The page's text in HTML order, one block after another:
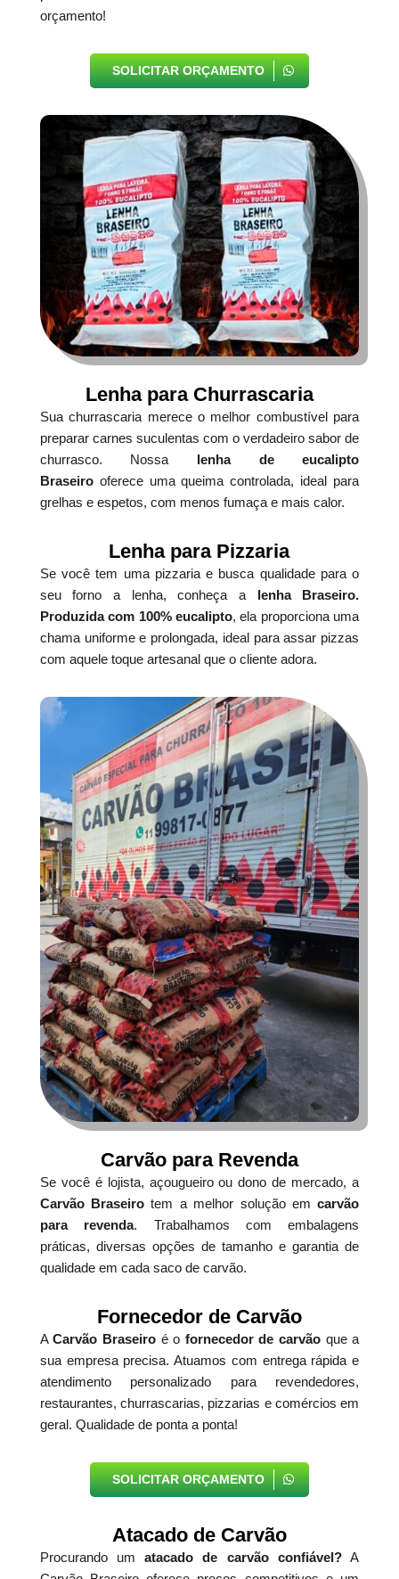
orçamento!
SOLICITAR ORÇAMENTO
Lenha para Churrascaria
Sua churrascaria merece o melhor combustível para
preparar carnes suculentas com o verdadeiro sabor de
churrasco. Nossa lenha de eucalipto
Braseirooferece uma queima controlada, ideal para
grelhas e espetos, com menos fumaça e mais calor.
Lenha para Pizzaria
Se você tem uma pizzaria e busca qualidade para o
seu forno a lenha, conheça a lenha Braseiro.
Produzida com 100% eucalipto, ela proporciona uma
chama uniforme e prolongada, ideal para assar pizzas
com aquele toque artesanal que o cliente adora.
Carvão para Revenda
Se você é lojista, açougueiro ou dono de mercado, a
Carvão Braseiro tem a melhor solução emcarvão
para revenda. Trabalhamos com embalagens
práticas, diversas opções de tamanho e garantia de
qualidade em cada saco de carvão.
Fornecedor de Carvão
ACarvão Braseiro é o fornecedor de carvão que a
sua empresa precisa. Atuamos com entrega rápida e
atendimento personalizado para revendedores,
restaurantes, churrascarias, pizzarias e comércios em
geral. Qualidade de ponta a ponta!
SOLICITAR ORÇAMENTO
Atacado de Carvão
Procurando umatacado de carvão confiável?A